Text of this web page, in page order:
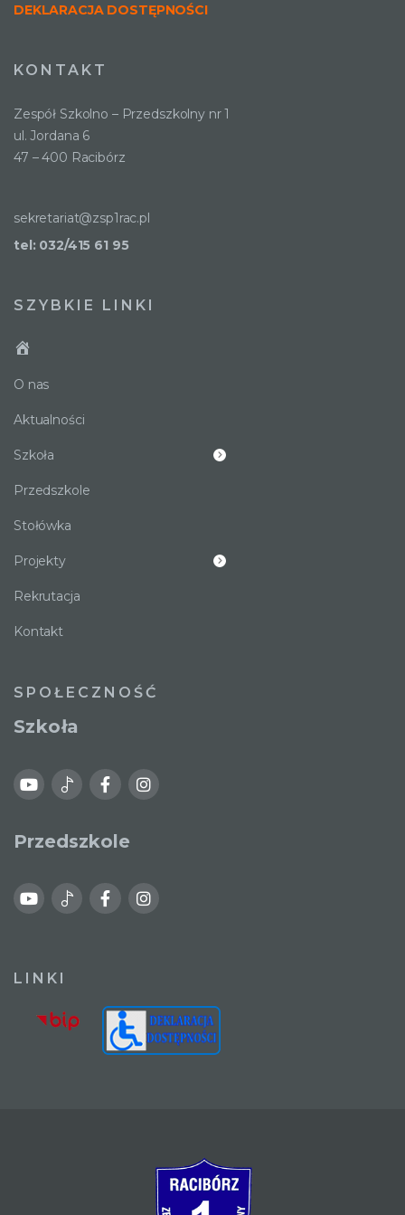
DEKLARACJA DOSTĘPNOŚCI
KONTAKT
Zespół Szkolno – Przedszkolny nr 1
ul. Jordana 6
47 – 400 Racibórz
sekretariat@zsp1rac.pl
tel: 032/415 61 95
SZYBKIE LINKI
O nas
Aktualności
Szkoła
Przedszkole
Stołówka
Projekty
Rekrutacja
Kontakt
SPOŁECZNOŚĆ
Szkoła
Przedszkole
LINKI